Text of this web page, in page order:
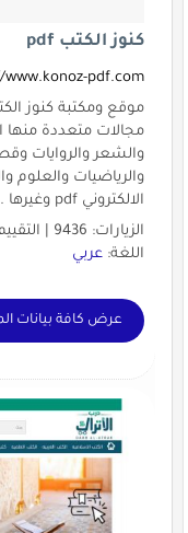
كنوز الكتب pdf
www.konoz-pdf.com/
موقع ومكتبة كنوز
مجالات متعددة منها
والشعر والروايات
والرياضيات والعلوم
الالكتروني pdf وغيرها ......
الزيارات: 9436 | التقييم: 0 | المقيّمين: 0 | الدولة:
اللغة: عربي
عرض كافة بيانات